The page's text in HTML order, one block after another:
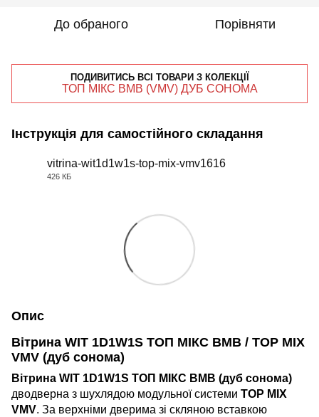
До обраного Порівняти
ПОДИВИТИСЬ ВСІ ТОВАРИ З КОЛЕКЦІЇ
ТОП МІКС ВМВ (VMV) ДУБ СОНОМА
Інструкція для самостійного складання
vitrina-wit1d1w1s-top-mix-vmv1616
426 КБ
Опис
Вітрина WIT 1D1W1S ТОП МІКС ВМВ / TOP MIX
VMV (дуб сонома)
Вітрина WIT 1D1W1S ТОП МІКС ВМВ (дуб сонома)
дводверна з шухлядою модульної системи TOP MIX
VMV. За верхніми дверима зі скляною вставкою